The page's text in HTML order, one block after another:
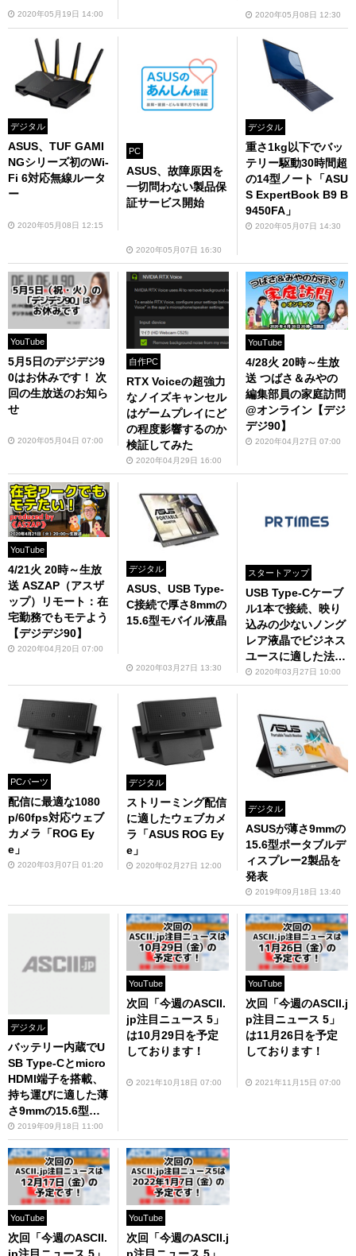
2020年05月19日 14:00 2020年05月08日 12:30
デジタル
ASUS、TUF GAMI
NGシリーズ初のWi-
Fi 6対応無線ルータ
ー
2020年05月08日 12:15
PC
ASUS、故障原因を
一切問わない製品保
証サービス開始
2020年05月07日 16:30
デジタル
重さ1kg以下でバッ
テリー駆動30時間超
の14型ノート「ASU
S ExpertBook B9 B
9450FA」
2020年05月07日 14:30
YouTube
5月5日のデジデジ9
0はお休みです！ 次
回の生放送のお知ら
せ
2020年05月04日 07:00
自作PC
RTX Voiceの超強力
なノイズキャンセル
はゲームプレイにど
の程度影響するのか
検証してみた
2020年04月29日 16:00
YouTube
4/28火 20時～生放
送 つばさ＆みやの
編集部員の家庭訪問
@オンライン【デジ
デジ90】
2020年04月27日 07:00
YouTube
4/21火 20時～生放
送 ASZAP（アスザ
ップ）リモート：在
宅勤務でもモテよう
【デジデジ90】
2020年04月20日 07:00
デジタル
ASUS、USB Type-
C接続で厚さ8mmの
15.6型モバイル液晶
2020年03月27日 13:30
スタートアップ
USB Type-Cケーブ
ル1本で接続、映り
込みの少ないノング
レア液晶でビジネス
ユースに適した法人
向けモデル、15.6型
フルHDモバイル液
nScreen MB16AC
E」を発表
2020年03月27日 10:00
PCパーツ
配信に最適な1080
p/60fps対応ウェブ
カメラ「ROG Ey
e」
2020年03月07日 01:20
デジタル
ストリーミング配信
に適したウェブカメ
ラ「ASUS ROG Ey
e」
2020年02月27日 12:00
デジタル
ASUSが薄さ9mmの
15.6型ポータブルデ
ィスプレー2製品を
発表
2019年09月18日 13:40
デジタル
バッテリー内蔵でU
SB Type-Cとmicro
HDMI端子を搭載、
持ち運びに適した薄
さ9mmの15.6型ポ
ータブル液晶ディス
プレイ2製品を発表
2019年09月18日 11:00
YouTube
次回「今週のASCII.
jp注目ニュース 5」
は10月29日を予定
しております！
2021年10月18日 07:00
YouTube
次回「今週のASCII.j
p注目ニュース 5」
は11月26日を予定
しております！
2021年11月15日 07:00
YouTube
次回「今週のASCII.
jp注目ニュース 5」
YouTube
次回「今週のASCII.j